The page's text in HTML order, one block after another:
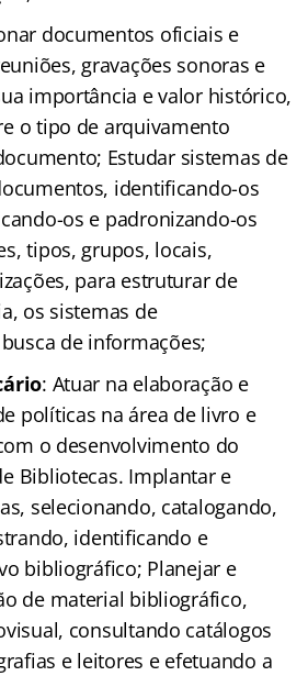
documentos oficiais e
gravações sonoras e
importância e valor histórico,
o tipo de arquivamento
Estudar sistemas de
identificando-os
os e padronizando-os
tipos, grupos, locais,
para estruturar de
os sistemas de
de informações;
: Atuar na elaboração e
políticas na área de livro e
o desenvolvimento do
Bibliotecas. Implantar e
selecionando, catalogando,
identificando e
bibliográfico; Planejar e
de material bibliográfico,
consultando catálogos
e leitores e efetuando a